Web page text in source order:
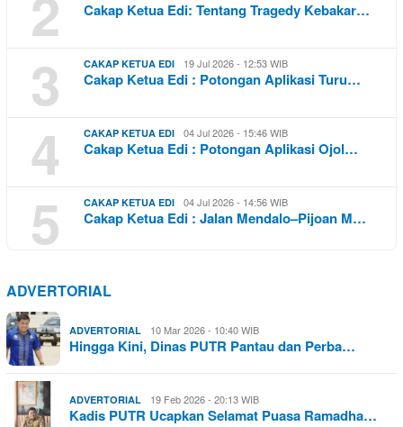
Cakap Ketua Edi: Tentang Tragedy Kebakar…
3 CAKAP KETUA EDI 19 Jul 2026 - 12:53 WIB
Cakap Ketua Edi : Potongan Aplikasi Turu…
4 CAKAP KETUA EDI 04 Jul 2026 - 15:46 WIB
Cakap Ketua Edi : Potongan Aplikasi Ojol…
5 CAKAP KETUA EDI 04 Jul 2026 - 14:56 WIB
Cakap Ketua Edi : Jalan Mendalo–Pijoan M…
ADVERTORIAL
ADVERTORIAL 10 Mar 2026 - 10:40 WIB
Hingga Kini, Dinas PUTR Pantau dan Perba…
ADVERTORIAL 19 Feb 2026 - 20:13 WIB
Kadis PUTR Ucapkan Selamat Puasa Ramadha…